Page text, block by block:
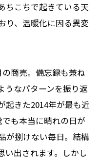
ちこちで起きている天
り、温暖化に因る異変
商売。備忘録も兼ね
うなパターンを振り返
起きた2014年が最も近
も本当に晴れの日が
が捌けない毎日。結構
い出されます。しかし